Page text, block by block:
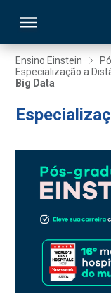
Ensino Einstein
Especialização a
Big Data